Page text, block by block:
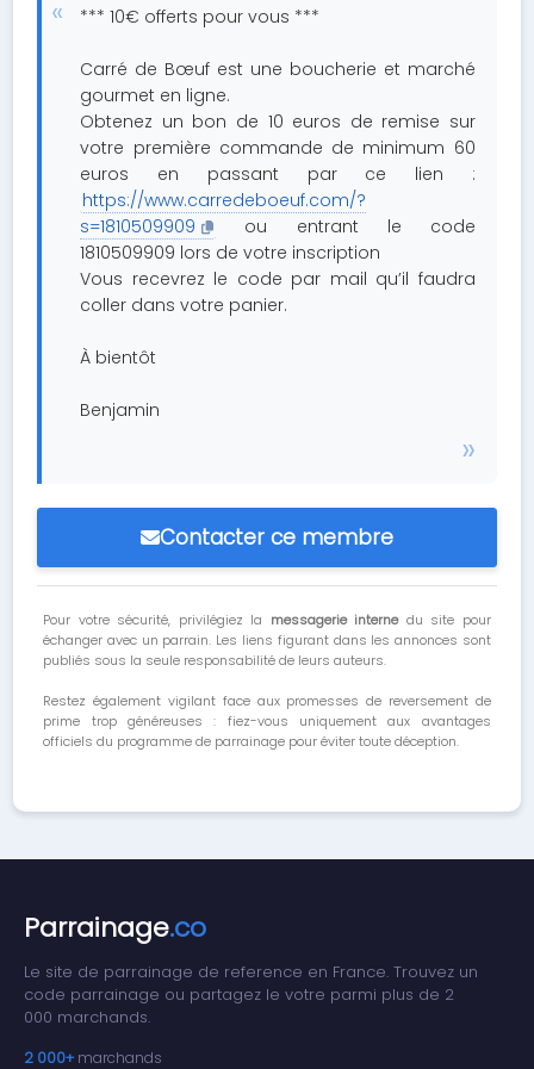
*** 10€ offerts pour vous ***
Carré de Bœuf est une boucherie et marché
gourmet en ligne.
Obtenez un bon de 10 euros de remise sur
votre première commande de minimum 60
euros en passant par ce lien :
https://www.carredeboeuf.com/?
s=1810509909
ou entrant le code
1810509909 lors de votre inscription
Vous recevrez le code par mail qu’il faudra
coller dans votre panier.
À bientôt
Benjamin
Contacter ce membre
Pour votre sécurité, privilégiez la messagerie internedu site pour
échanger avec un parrain. Les liens figurant dans les annonces sont
publiés sous la seule responsabilité de leurs auteurs.
Restez également vigilant face aux promesses de reversement de
prime trop généreuses : fiez-vous uniquement aux avantages
officiels du programme de parrainage pour éviter toute déception.
Parrainage.co
Le site de parrainage de reference en France. Trouvez un
code parrainage ou partagez le votre parmi plus de 2
000 marchands.
2 000+ marchands